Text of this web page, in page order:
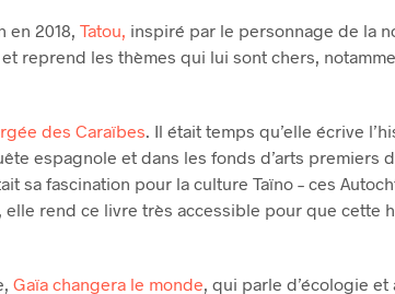
en 2018, Tatou, inspiré par le personnage de la
reprend les thèmes qui lui sont chers,
des Caraïbes. Il était temps qu’elle écrive
espagnole et dans les fonds d’arts
sa fascination pour la culture Taïno – ces
rend ce livre très accessible pour que cette
Gaïa changera le monde, qui parle d’écologie